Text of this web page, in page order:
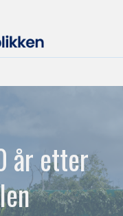
år etter